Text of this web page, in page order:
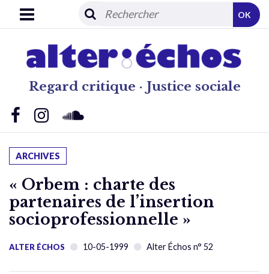
Regard critique · Justice sociale
OK
ARCHIVES
« Orbem : charte des
partenaires de l’insertion
socioprofessionnelle »
ALTER ÉCHOS 10-05-1999 Alter Échos n° 52